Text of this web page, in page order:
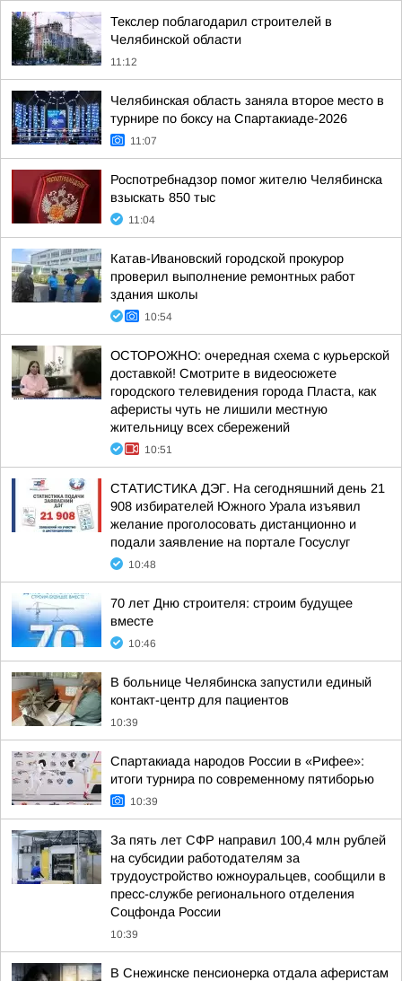
Текслер поблагодарил строителей в
Челябинской области
11:12
Челябинская область заняла второе место в
турнире по боксу на Спартакиаде-2026
11:07
Роспотребнадзор помог жителю Челябинска
взыскать 850 тыс
11:04
Катав-Ивановский городской прокурор
проверил выполнение ремонтных работ
здания школы
10:54
ОСТОРОЖНО: очередная схема с курьерской
доставкой! Смотрите в видеосюжете
городского телевидения города Пласта, как
аферисты чуть не лишили местную
жительницу всех сбережений
10:51
СТАТИСТИКА ДЭГ. На сегодняшний день 21
908 избирателей Южного Урала изъявил
желание проголосовать дистанционно и
подали заявление на портале Госуслуг
10:48
70 лет Дню строителя: строим будущее
вместе
10:46
В больнице Челябинска запустили единый
контакт-центр для пациентов
10:39
Спартакиада народов России в «Рифее»:
итоги турнира по современному пятиборью
10:39
За пять лет СФР направил 100,4 млн рублей
на субсидии работодателям за
трудоустройство южноуральцев, сообщили в
пресс-службе регионального отделения
Соцфонда России
10:39
В Снежинске пенсионерка отдала аферистам